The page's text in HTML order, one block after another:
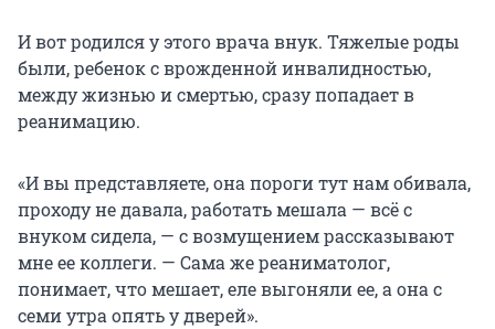
И вот родился у этого врача внук. Тяжелые роды
были, ребенок с врожденной инвалидностью,
между жизнью и смертью, сразу попадает в
реанимацию.
«И вы представляете, она пороги тут нам обивала,
проходу не давала, работать мешала — всё с
внуком сидела, — с возмущением рассказывают
мне ее коллеги. — Сама же реаниматолог,
понимает, что мешает, еле выгоняли ее, а она с
семи утра опять у дверей».